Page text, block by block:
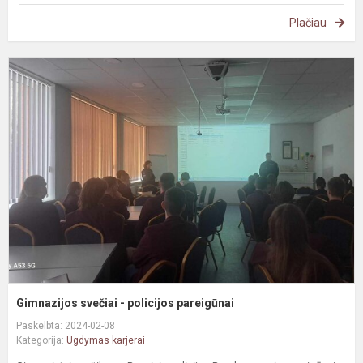
Plačiau
Gimnazijos svečiai - policijos pareigūnai
Paskelbta: 2024-02-08
Kategorija: Ugdymas karjerai